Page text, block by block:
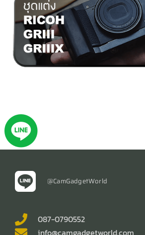
@CamGadgetWorld
087-0790552
info@camgadgetworld.com